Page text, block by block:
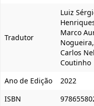
Tradutor
Luiz
Marco
Nogueira,
Carlos
Coutinho
Ano de Edição
2022
ISBN